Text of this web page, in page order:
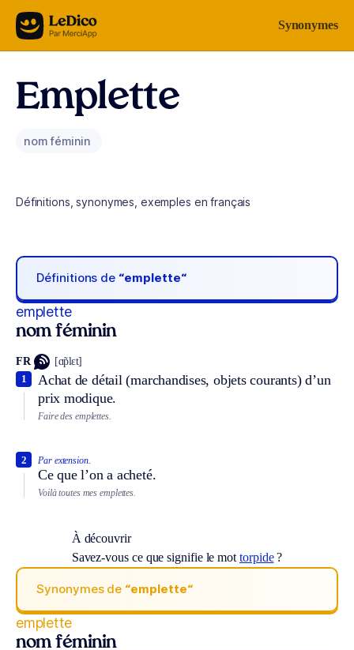
Aller au contenu Synonymes
Emplette
nom féminin
Définitions, synonymes, exemples en français
Définitions de “emplette“
emplette
nom féminin
FR [ɑ̃plɛt]
Achat de détail (marchandises, objets courants) d’un
prix modique.
1
Faire des emplettes.
Par extension.
Ce que l’on a acheté.
2
Voilà toutes mes emplettes.
À découvrir
Savez-vous ce que signifie le mot torpide?
Synonymes de “emplette“
emplette
nom féminin